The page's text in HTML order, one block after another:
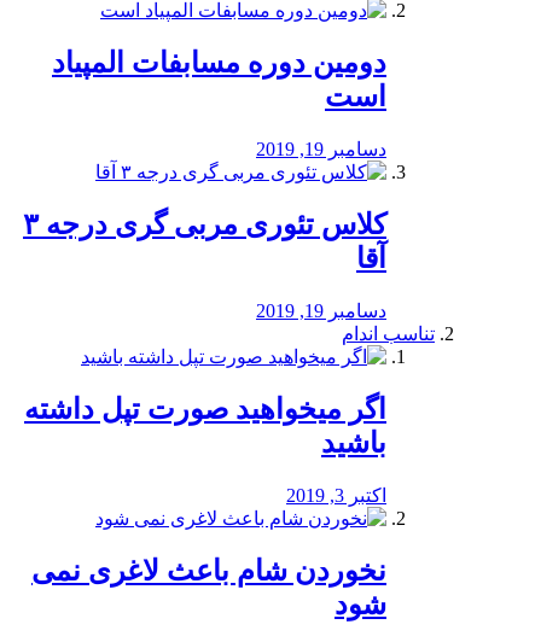
دومین دوره مسابفات المپیاد
است
دسامبر 19, 2019
کلاس تئوری مربی گری درجه ۳
آقا
دسامبر 19, 2019
تناسب اندام
اگر میخواهید صورت تپل داشته
باشید
اکتبر 3, 2019
نخوردن شام باعث لاغری نمی
‌شود